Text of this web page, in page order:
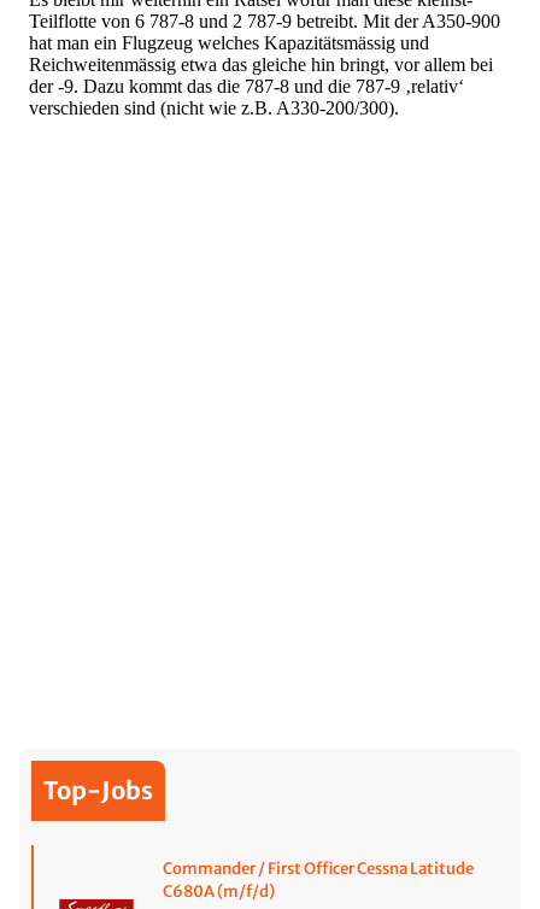
Top-Jobs
Commander / First Officer Cessna Latitude
C680A (m/f/d)